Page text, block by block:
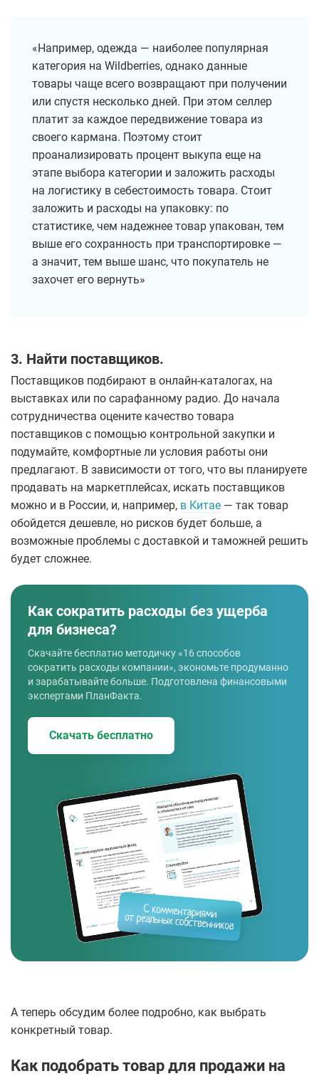
«Например, одежда — наиболее популярная
категория на Wildberries, однако данные
товары чаще всего возвращают при получении
или спустя несколько дней. При этом селлер
платит за каждое передвижение товара из
своего кармана. Поэтому стоит
проанализировать процент выкупа еще на
этапе выбора категории и заложить расходы
на логистику в себестоимость товара. Стоит
заложить и расходы на упаковку: по
статистике, чем надежнее товар упакован, тем
выше его сохранность при транспортировке —
а значит, тем выше шанс, что покупатель не
захочет его вернуть»
3. Найти поставщиков.
Поставщиков подбирают в онлайн-каталогах, на
выставках или по сарафанному радио. До начала
сотрудничества оцените качество товара
поставщиков с помощью контрольной закупки и
подумайте, комфортные ли условия работы они
предлагают. В зависимости от того, что вы планируете
продавать на маркетплейсах, искать поставщиков
можно и в России, и, например, в Китае — так товар
обойдется дешевле, но рисков будет больше, а
возможные проблемы с доставкой и таможней решить
будет сложнее.
Как сократить расходы без ущерба
для бизнеса?
Скачайте бесплатно методичку «16 способов
сократить расходы компании», экономьте продуманно
и зарабатывайте больше. Подготовлена финансовыми
экспертами ПланФакта.
Скачать бесплатно
А теперь обсудим более подробно, как выбрать
конкретный товар.
Как подобрать товар для продажи на